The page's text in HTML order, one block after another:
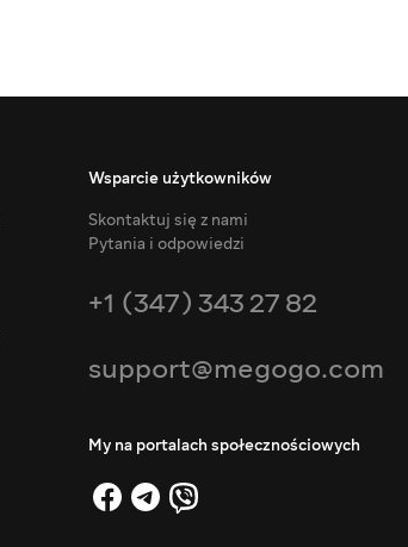
Wsparcie użytkowników
Skontaktuj się z nami
Pytania i odpowiedzi
+1 (347) 343 27 82
support@megogo.com
My na portalach społecznościowych